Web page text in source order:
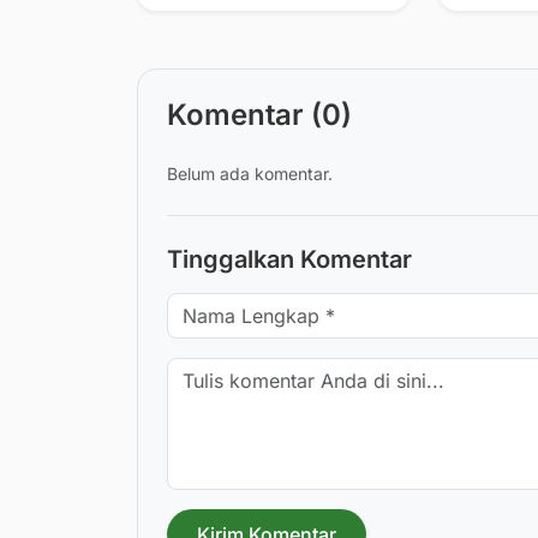
Komentar (0)
Belum ada komentar.
Tinggalkan Komentar